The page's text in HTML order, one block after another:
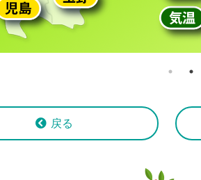
戻る